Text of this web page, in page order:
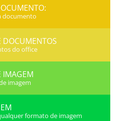
documento
DOCUMENTOS
do office
IMAGEM
imagem
formato de imagem